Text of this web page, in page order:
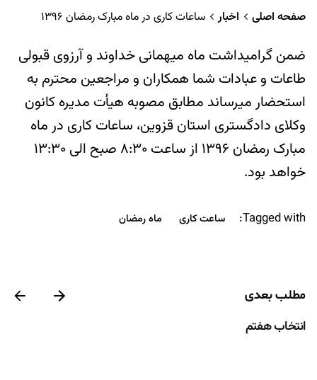
صفحه اصلی اخبار ساعات کاری در ماه مبارک رمضان ۱۳۹۶
ضمن گرامیداشت ماه میهمانی خداوند و آرزوی قبولی
طاعات و عبادات شما همکاران و مراجعین محترم به
استحضار میرساند مطابق مصوبه هیأت مدیره کانون
وکلای دادگستری استان قزوین، ساعات کاری در ماه
مبارک رمضان ۱۳۹۶ از ساعت ۸:۳۰ صبح الی ۱۳:۳۰
خواهد بود.
Tagged with: ساعت کاری ماه رمضان
مطلب بعدی
انتخاب هفتم